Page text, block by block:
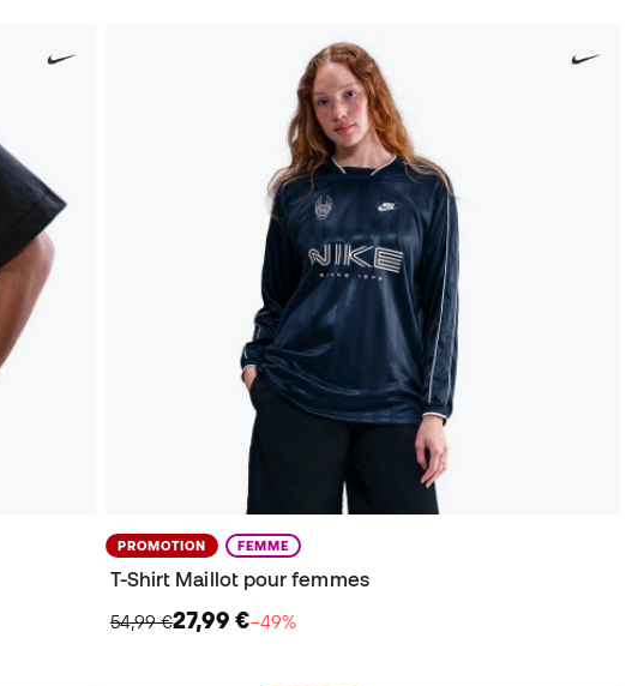
PROMOTION FEMME
T-Shirt Maillot pour femmes
54,99 €27,99 €−49%